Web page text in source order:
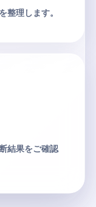
整理します。
結果をご確認